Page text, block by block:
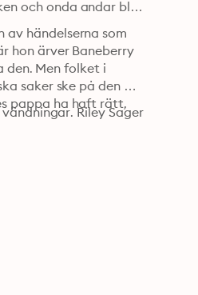
och onda andar blev
av händelserna som
hon ärver Baneberry
Men folket i
saker ske på den
pappa ha haft rätt,
Riley Sager